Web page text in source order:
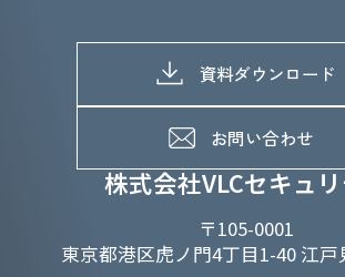
株式会社VLCセキュリ
〒105-0001
東京都港区虎ノ門4丁目1-40 江戸
よくあるご質問
SDGs推進体制
D&Iの取り組み
募集職種一覧
メッセージ
メンバーインタビュー
資料ダウンロード
お問い合わせ